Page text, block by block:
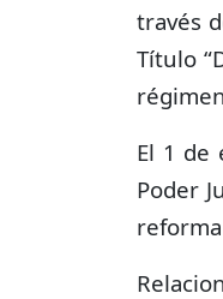
través
Título
El 1 de
Poder